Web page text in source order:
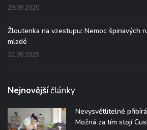
29.09.2025
Žloutenka na vzestupu: Nemoc špinavých
mladé
22.09.2025
Nejnovějšíčlánky
Nevysvětlitelné
Možná za tím stojí